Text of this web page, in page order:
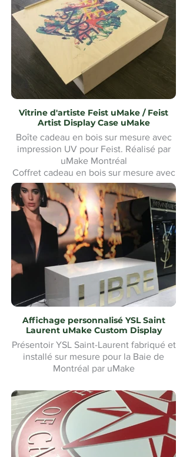
Vitrine d'artiste Feist uMake / Feist
Artist Display Case uMake
Boîte cadeau en bois sur mesure avec
impression UV pour Feist. Réalisé par
uMake Montréal
Coffret cadeau en bois sur mesure avec
impression UV pour Feist. Fabriqué par
uMake Montréal
Affichage personnalisé YSL Saint
Laurent uMake Custom Display
Présentoir YSL Saint-Laurent fabriqué et
installé sur mesure pour la Baie de
Montréal par uMake
Présentoir YSL Saint-Laurent sur mesure
et installé pour la Baie de Montréal par
uMake